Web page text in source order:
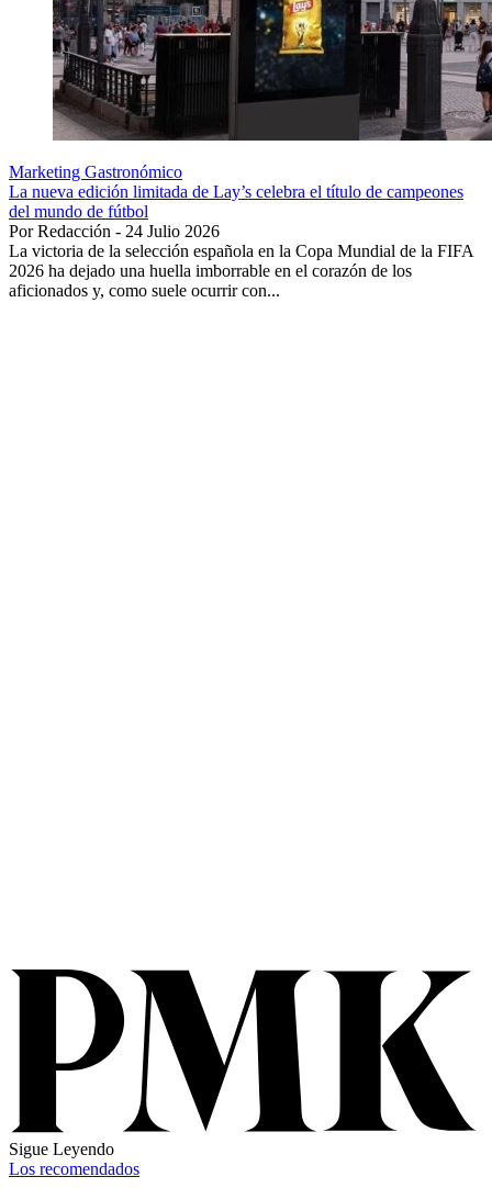
Marketing Gastronómico
La nueva edición limitada de Lay’s celebra el título de campeones
del mundo de fútbol
Por Redacción - 24 Julio 2026
La victoria de la selección española en la Copa Mundial de la FIFA
2026 ha dejado una huella imborrable en el corazón de los
aficionados y, como suele ocurrir con...
Sigue Leyendo
Los recomendados